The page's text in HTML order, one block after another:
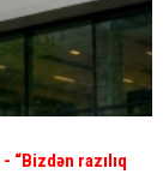
- “Bizdən razılıq